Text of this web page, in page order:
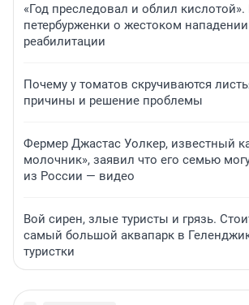
«Год преследовал и облил кислотой».
петербурженки о жестоком
реабилитации
Почему у томатов скручиваются
причины и решение проблемы
Фермер Джастас Уолкер, известный
молочник», заявил что его семью
из России — видео
Вой сирен, злые туристы и грязь.
самый большой аквапарк в
туристки